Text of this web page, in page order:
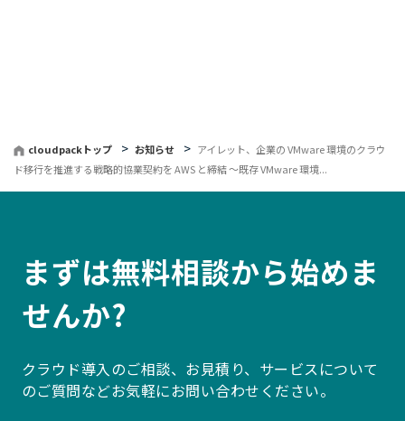
cloudpackトップ お知らせ
アイレット、企業の VMware 環境のクラウ
ド移行を推進する戦略的協業契約を AWS と締結 〜既存 VMware 環境...
まずは無料相談から始めま
せんか?
クラウド導入のご相談、お見積り、サービスについて
のご質問などお気軽にお問い合わせください。